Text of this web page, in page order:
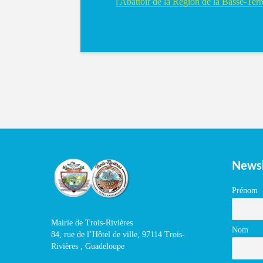
Mairie de Trois-Rivières
84, rue de l’Hôtel de ville, 97114 Trois-
Rivières , Guadeloupe
Prénom
Nom